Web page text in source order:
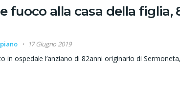
fuoco alla casa della
17 Giugno 2019
in ospedale l’anziano di 82anni originario di